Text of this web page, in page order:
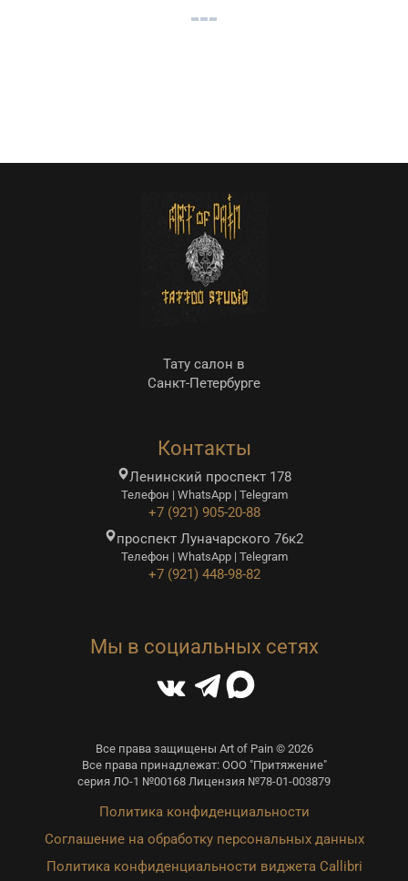
Тату салон в
Санкт-Петербурге
Контакты
Ленинский проспект 178
Телефон | WhatsApp | Telegram
+7 (921) 905-20-88
проспект Луначарского 76к2
Телефон | WhatsApp | Telegram
+7 (921) 448-98-82
Мы в социальных сетях
Все права защищены Art of Pain © 2026
Все права принадлежат: ООО "Притяжение"
серия ЛО-1 №00168 Лицензия №78-01-003879
Политика конфиденциальности
Соглашение на обработку персональных данных
Политика конфиденциальности виджета Callibri